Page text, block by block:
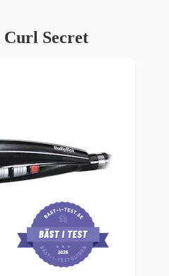
Curl Secret